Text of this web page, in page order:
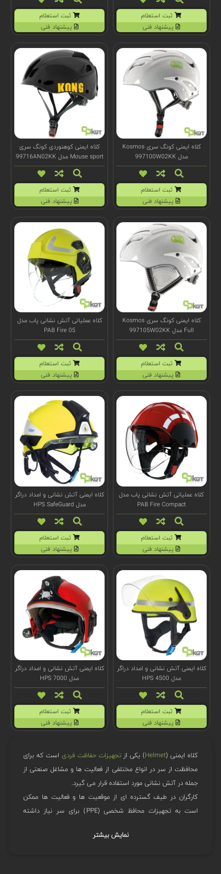
ثبت استعلام
پیشنهاد فنی
ثبت استعلام
پیشنهاد فنی
کلاه ایمنی کونگ سری Kosmos
مدل 997100W02KK
ثبت استعلام
پیشنهاد فنی
کلاه ایمنی کوهنوردی کونگ سری
Mouse sport مدل 99716AN02KK
ثبت استعلام
پیشنهاد فنی
کلاه ایمنی کونگ سری Kosmos
Full مدل 997105W02KK
ثبت استعلام
پیشنهاد فنی
کلاه عملیاتی آتش نشانی پاب مدل
PAB Fire 05
ثبت استعلام
پیشنهاد فنی
کلاه عملیاتی آتش نشانی پاب مدل
PAB Fire Compact
ثبت استعلام
پیشنهاد فنی
کلاه ایمنی آتش نشانی و امداد دراگر
مدل HPS SafeGuard
ثبت استعلام
پیشنهاد فنی
کلاه ایمنی آتش نشانی و امداد دراگر
مدل HPS 4500
ثبت استعلام
پیشنهاد فنی
کلاه ایمنی آتش نشانی و امداد دراگر
مدل HPS 7000
ثبت استعلام
پیشنهاد فنی
کلاه ایمنی (Helmet) یکی ازتجهیزات حفاظت فردی است که برای
محافظت از سر در انواع مختلفی از فعالیت ها و مشاغل صنعتی از
جمله در آتش نشانی مورد استفاده قرار می گیرد.
کارگران در طیف گسترده ای از موقعیت ها و فعالیت ها ممکن
است به تجهیزات محافظ شخصی (PPE) برای سر نیاز داشته
نمایش بیشتر